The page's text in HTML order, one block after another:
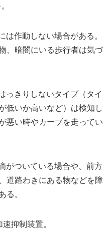
作動しない場合がある。
、暗闇にいる歩行者は気づ
っきりしないタイプ（タイ
低いか高いなど）は検知し
悪い時やカーブを走ってい
がついている場合や、前方
道路わきにある物などを障
る。
抑制装置。